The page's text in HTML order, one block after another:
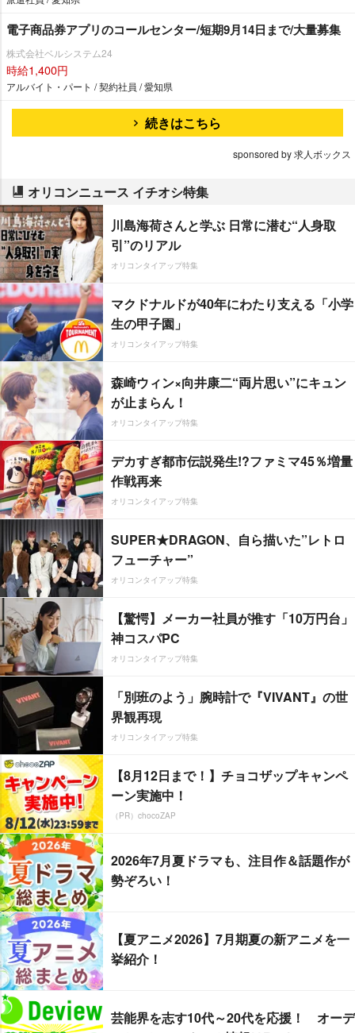
電子商品券アプリのコールセンター/短期9月14日まで/大量募集
株式会社ベルシステム24
時給1,400円
アルバイト・パート / 契約社員 / 愛知県
続きはこちら
sponsored by 求人ボックス
オリコンニュース イチオシ特集
川島海荷さんと学ぶ 日常に潜む“人身取
引”のリアル
オリコンタイアップ特集
マクドナルドが40年にわたり支える「小学
生の甲子園」
オリコンタイアップ特集
森崎ウィン×向井康二“両片思い”にキュン
が止まらん！
オリコンタイアップ特集
デカすぎ都市伝説発生!?ファミマ45％増量
作戦再来
オリコンタイアップ特集
SUPER★DRAGON、自ら描いた”レトロ
フューチャー”
オリコンタイアップ特集
【驚愕】メーカー社員が推す「10万円台」
神コスパPC
オリコンタイアップ特集
「別班のよう」腕時計で『VIVANT』の世
界観再現
オリコンタイアップ特集
【8月12日まで！】チョコザップキャンペ
ーン実施中！
（PR）chocoZAP
2026年7月夏ドラマも、注目作＆話題作が
勢ぞろい！
【夏アニメ2026】7月期夏の新アニメを一
挙紹介！
芸能界を志す10代～20代を応援！ オーデ